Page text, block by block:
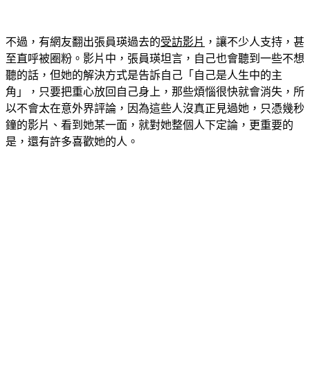
不過，有網友翻出張員瑛過去的受訪影片 ，讓不少人支持，甚
至直呼被圈粉。影片中，張員瑛坦言，自己也會聽到一些不想
聽的話，但她的解決方式是告訴自己「自己是人生中的主
角」，只要把重心放回自己身上，那些煩惱很快就會消失，所
以不會太在意外界評論，因為這些人沒真正見過她，只憑幾秒
鐘的影片、看到她某一面，就對她整個人下定論，更重要的
是，還有許多喜歡她的人。